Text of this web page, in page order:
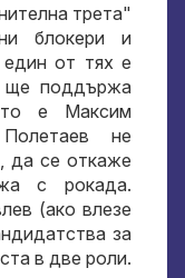
трета"
блокери и
от тях е
ще поддържа
е Максим
не
да се откаже
с рокада.
(ако влезе
за
в две роли.